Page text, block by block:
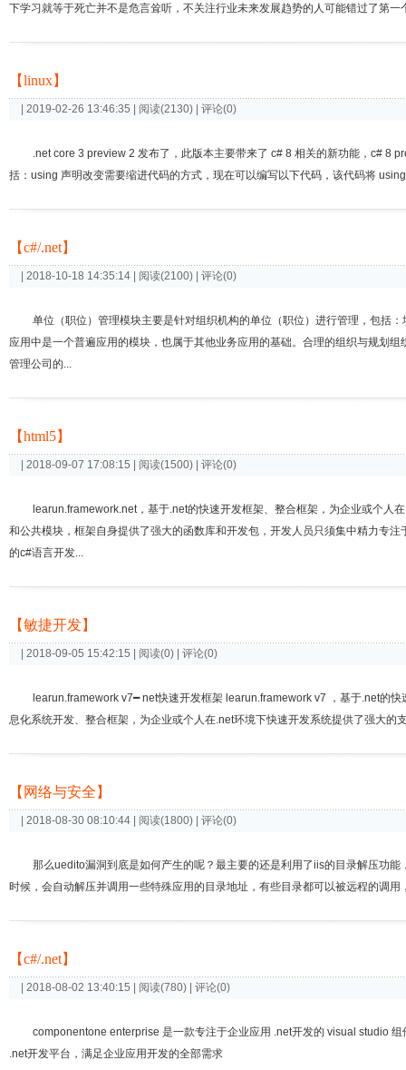
下学习就等于死亡并不是危言耸听，不关注行业未来发展趋势的人可能错过了第
【linux】
| 2019-02-26 13:46:35 | 阅读(2130) | 评论(0)
.net core 3 preview 2 发布了，此版本主要带来了 c# 8 相关的新功能，c# 8
括：using 声明改变需要缩进代码的方式，现在可以编写以下代码，该代码将
【c#/.net】
| 2018-10-18 14:35:14 | 阅读(2100) | 评论(0)
单位（职位）管理模块主要是针对组织机构的单位（职位）进行管理，包括
应用中是一个普遍应用的模块，也属于其他业务应用的基础。合理的组织与规划
管理公司的...
【html5】
| 2018-09-07 17:08:15 | 阅读(1500) | 评论(0)
learun.framework.net，基于.net的快速开发框架、整合框架，为企业或个人
和公共模块，框架自身提供了强大的函数库和开发包，开发人员只须集中精力专
的c#语言开发...
【敏捷开发】
| 2018-09-05 15:42:15 | 阅读(0) | 评论(0)
learun.framework v7━ net快速开发框架 learun.framework v7 ，基于.net的
息化系统开发、整合框架，为企业或个人在.net环境下快速开发系统提供了强大
【网络与安全】
| 2018-08-30 08:10:44 | 阅读(1800) | 评论(0)
那么uedito漏洞到底是如何产生的呢？最主要的还是利用了iis的目录解压功
时候，会自动解压并调用一些特殊应用的目录地址，有些目录都可以被远程的调
【c#/.net】
| 2018-08-02 13:40:15 | 阅读(780) | 评论(0)
componentone enterprise 是一款专注于企业应用 .net开发的 visual studio
.net开发平台，满足企业应用开发的全部需求